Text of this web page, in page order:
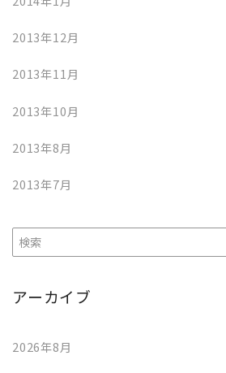
2013年12月
2013年11月
2013年10月
2013年8月
2013年7月
アーカイブ
2026年8月